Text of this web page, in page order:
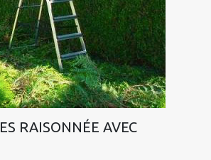
RAISONNÉE AVEC